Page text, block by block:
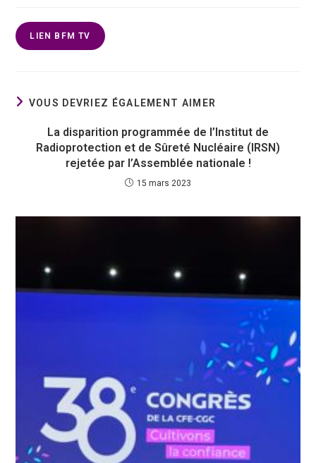
LIEN BFM TV
VOUS DEVRIEZ ÉGALEMENT AIMER
La disparition programmée de l’Institut de
Radioprotection et de Sûreté Nucléaire (IRSN)
rejetée par l’Assemblée nationale !
15 mars 2023